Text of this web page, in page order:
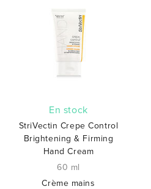
En stock
StriVectin Crepe Control
Brightening & Firming
Hand Cream
60 ml
Crème mains